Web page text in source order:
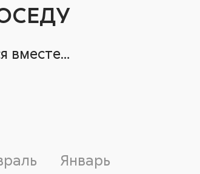
вместе…
Январь